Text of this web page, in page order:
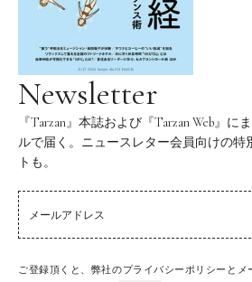
Newsletter
『Tarzan』本誌および『Tarzan Web』に
ルで届く。ニュースレター会員向けの特
トも。
ご登録頂くと、弊社のプライバシーポリシーとメ